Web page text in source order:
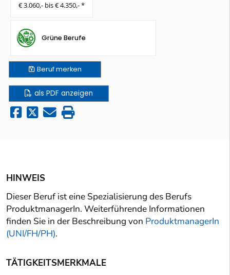
€ 3.060,- bis € 4.350,- *
Grüne Berufe
Berufmerken
als PDF anzeigen
HINWEIS
Dieser Beruf ist eine Spezialisierung des Berufs
ProduktmanagerIn. Weiterführende Informationen
finden Sie in der Beschreibung von ProduktmanagerIn
(UNI/FH/PH).
TÄTIGKEITSMERKMALE